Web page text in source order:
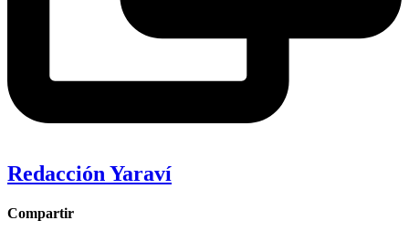
Redacción Yaraví
Compartir